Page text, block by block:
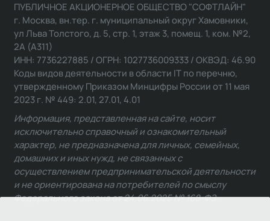
ПУБЛИЧНОЕ АКЦИОНЕРНОЕ ОБЩЕСТВО "СОФТЛАЙН"
г. Москва, вн.тер. г. муниципальный округ Хамовники,
ул Льва Толстого, д. 5, стр. 1, этаж 3, помещ. 1, ком. №2,
2А (А311)
ИНН: 7736227885 / ОГРН: 1027736009333 / ОКВЭД: 46.90
Коды видов деятельности в области IT по перечню,
утвержденному Приказом Минцифры России от 11 мая
2023 г. № 449: 2.01, 27.01, 4.01
Информация, представленная на сайте, носит
исключительно справочный и ознакомительный
характер, не предназначена для личных, семейных,
домашних и иных нужд, не связанных с
осуществлением предпринимательской деятельности
и не ориентирована на потребителей по смыслу
Федерального закона от 24.06.2025 № 168-ФЗ.